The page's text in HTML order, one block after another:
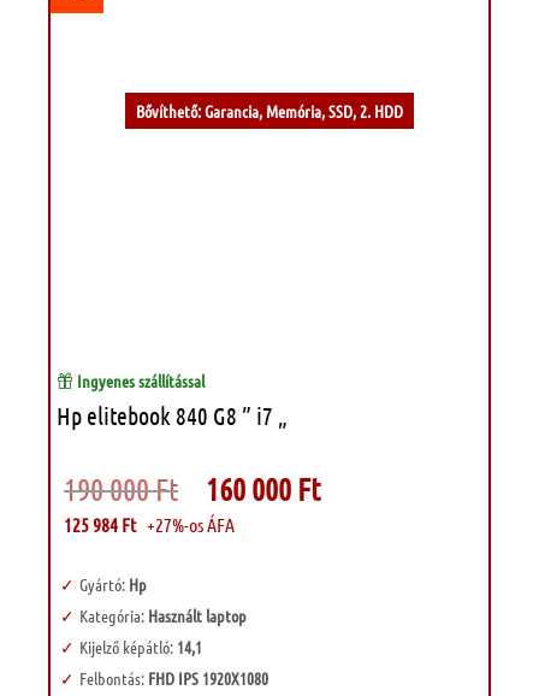
Bővíthető: Garancia, Memória, SSD, 2. HDD
Ingyenes szállítással
Hp elitebook 840 G8 ” i7 „
190 000Ft Original
price
was:
190
160 000 Ft
125 984Ft +27%-os ÁFA
Gyártó: Hp
Kategória: Használt laptop
Kijelző képátló: 14,1
Felbontás: FHD IPS 1920X1080